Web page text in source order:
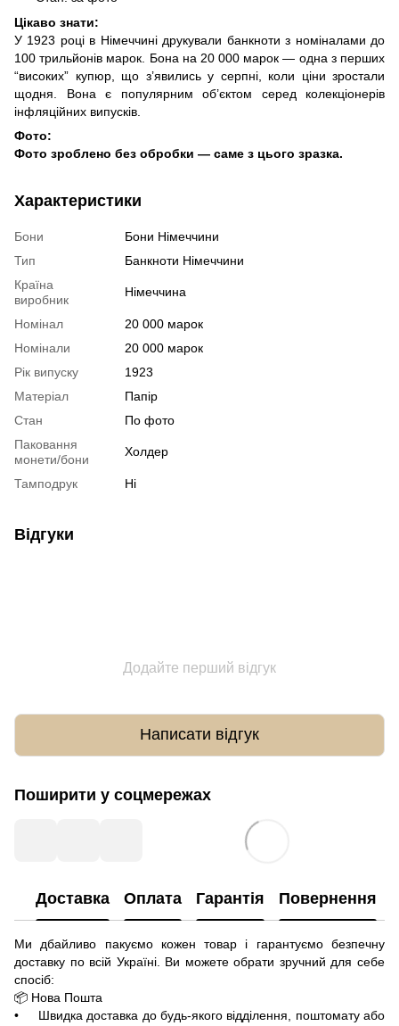
Цікаво знати:
У 1923 році в Німеччині друкували банкноти з номіналами до
100 трильйонів марок. Бона на 20 000 марок — одна з перших
“високих” купюр, що з’явились у серпні, коли ціни зростали
щодня. Вона є популярним об’єктом серед колекціонерів
інфляційних випусків.
Фото:
Фото зроблено без обробки — саме з цього зразка.
Характеристики
Бони
Бони Німеччини
Тип
Банкноти Німеччини
Країна
виробник
Німеччина
Номінал
20 000 марок
Номінали
20 000 марок
Рік випуску
1923
Матеріал
Папір
Стан
По фото
Паковання
монети/бони
Холдер
Тамподрук Ні
Відгуки
Додайте перший відгук
Написати відгук
Поширити у соцмережах
Доставка Оплата Гарантія Повернення
Ми дбайливо пакуємо кожен товар і гарантуємо безпечну
доставку по всій Україні. Ви можете обрати зручний для себе
спосіб:
📦 Нова Пошта
• Швидка доставка до будь-якого відділення, поштомату або